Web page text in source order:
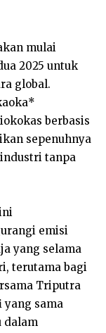
mulai
2025 untuk
global.
berbasis
sepenuhnya
tanpa
emisi
yang selama
terutama bagi
Triputra
sama
dalam